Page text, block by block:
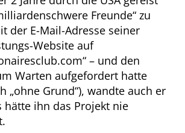
Freunde zu
der E-Mail-Adresse seiner
Website auf
– und den
Warten aufgefordert hatte
ohne Grund ), wandte auch er
hätte ihn das Projekt nie